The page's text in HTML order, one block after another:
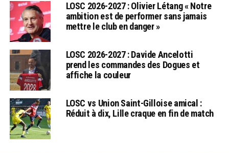
LOSC 2026-2027 : Olivier Létang « Notre
ambition est de performer sans jamais
mettre le club en danger »
LOSC 2026-2027 : Davide Ancelotti
prend les commandes des Dogues et
affiche la couleur
LOSC vs Union Saint-Gilloise amical :
Réduit à dix, Lille craque en fin de match